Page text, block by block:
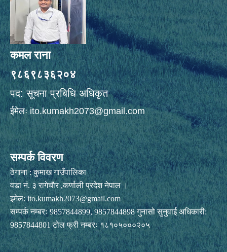
कमल राना
९८६९८३६२०४
पद: सूचना प्रबिधि अधिकृत
ईमेलःito.kumakh2073@gmail.com
सम्पर्क विवरण
ठेगाना : कुमाख गाउँपालिका
वडा नं. ३ रागेचाैर ,कर्णाली प्रदेश नेपाल ।
इमेल:ito.kumakh2073@gmail.com
सम्पर्क नम्बरः 9857844899, 9857844898 गुनासो सुनुवाई अधिकारी:
9857844801 टोल फ्री नम्बरः १८१०५०००२०५